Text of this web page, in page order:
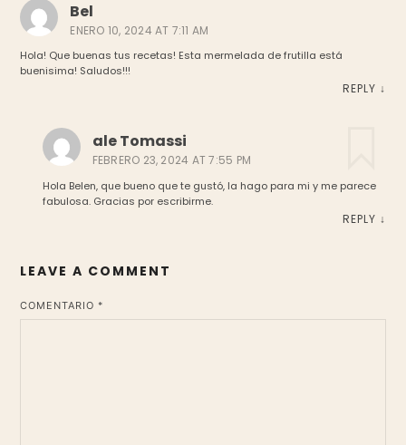
Bel
ENERO 10, 2024 AT 7:11 AM
Hola! Que buenas tus recetas! Esta mermelada de frutilla está
buenisima! Saludos!!!
REPLY ↓
ale Tomassi
FEBRERO 23, 2024 AT 7:55 PM
Hola Belen, que bueno que te gustó, la hago para mi y me parece
fabulosa. Gracias por escribirme.
REPLY ↓
LEAVE A COMMENT
COMENTARIO *